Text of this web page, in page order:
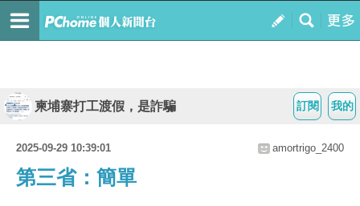
我的
訂閱
柬埔寨打工渡假，是詐騙
2025-09-29 10:39:01 amortrigo_2400
第三省：簡單